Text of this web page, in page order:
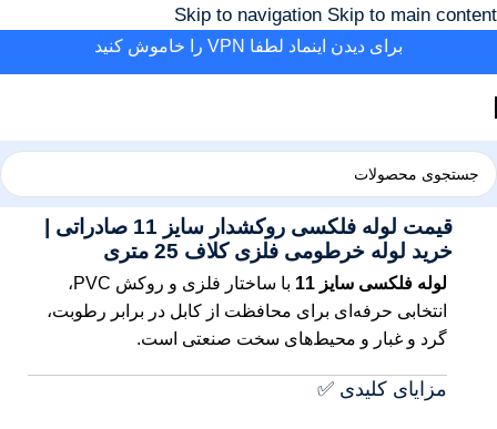
Skip to navigation Skip to main content
برای دیدن اینماد لطفا VPN را خاموش کنید
قیمت لوله فلکسی روکشدار سایز 11 صادراتی |
خرید لوله خرطومی فلزی کلاف 25 متری
لوله فلکسی سایز 11
با ساختار فلزی و روکش PVC،
انتخابی حرفه‌ای برای محافظت از کابل در برابر رطوبت،
گرد و غبار و محیط‌های سخت صنعتی است.
مزایای کلیدی ✅